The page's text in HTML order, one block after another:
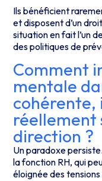
Ils bénéficient
et disposent d’un
situation en fait l’un
des politiques de
Comment
mentale
cohérente,
réellement
direction ?
Un paradoxe
la fonction RH, qui
éloignée des